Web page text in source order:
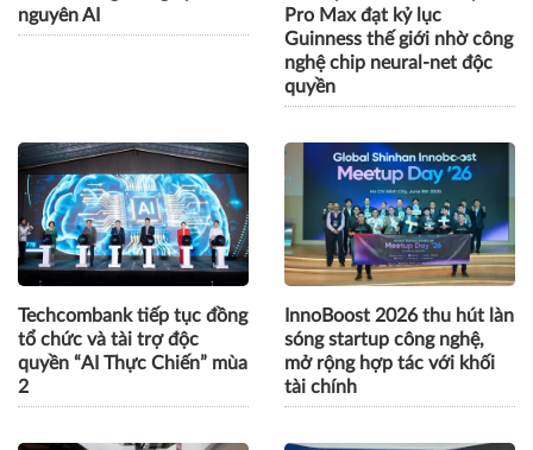
toán trưởng trong kỷ
nguyên AI
Trợ lý giám đốc toàn năng -
Liberty 5 Pro và Liberty 5
Pro Max đạt kỷ lục
Guinness thế giới nhờ công
nghệ chip neural-net độc
quyền